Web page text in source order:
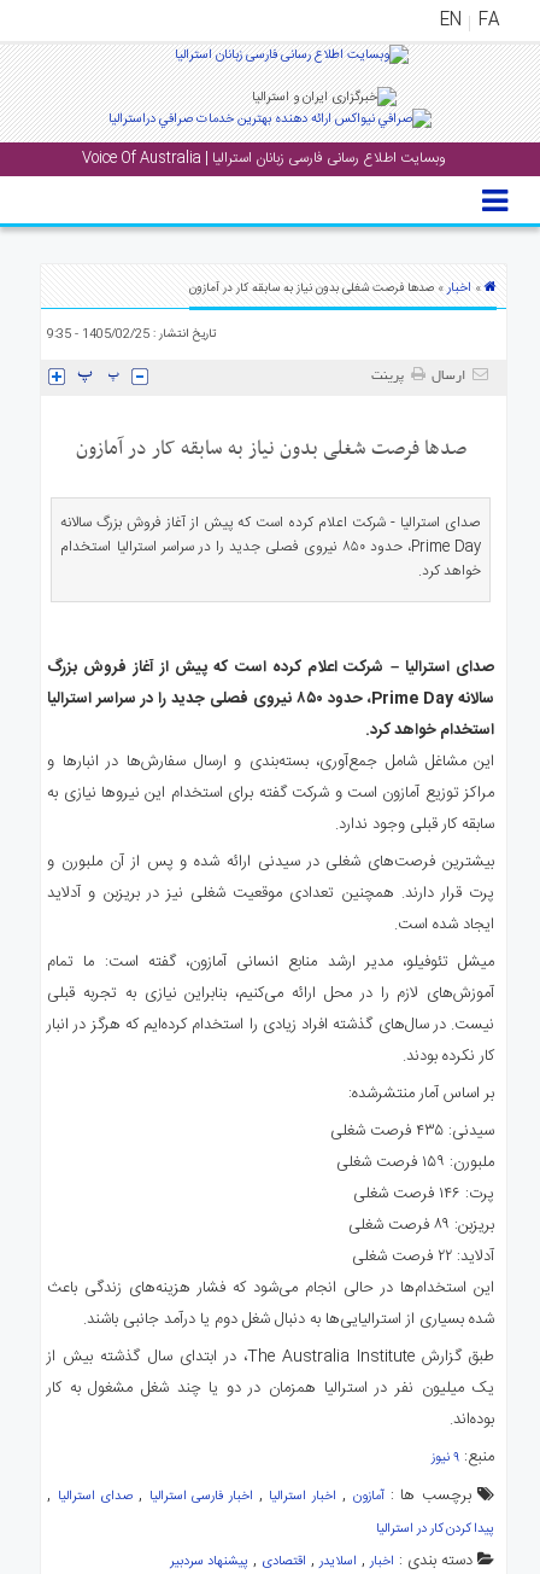
FA
EN
وبسایت اطلاع رسانی فارسی زبانان استرالیا | Voice Of Australia
منوی
اصلی
ارتباط
» اخبار» صدها فرصت شغلی بدون نیاز به سابقه کار در آمازون
تاریخ انتشار : 1405/02/25 - 9:35
ارسال پرینت
صدها فرصت شغلی بدون نیاز به سابقه کار در آمازون
صدای استرالیا - شرکت اعلام کرده است که پیش از آغاز فروش بزرگ سالانه
Prime Day، حدود ۸۵۰ نیروی فصلی جدید را در سراسر استرالیا استخدام
خواهد کرد.
صدای استرالیا – شرکت اعلام کرده است که پیش از آغاز فروش بزرگ
سالانه Prime Day، حدود ۸۵۰ نیروی فصلی جدید را در سراسر استرالیا
استخدام خواهد کرد.
این مشاغل شامل جمع‌آوری، بسته‌بندی و ارسال سفارش‌ها در انبارها و
مراکز توزیع آمازون است و شرکت گفته برای استخدام این نیروها نیازی به
سابقه کار قبلی وجود ندارد.
بیشترین فرصت‌های شغلی در سیدنی ارائه شده و پس از آن ملبورن و
پرت قرار دارند. همچنین تعدادی موقعیت شغلی نیز در بریزبن و آدلاید
ایجاد شده است.
میشل تئوفیلو، مدیر ارشد منابع انسانی آمازون، گفته است: ما تمام
آموزش‌های لازم را در محل ارائه می‌کنیم، بنابراین نیازی به تجربه قبلی
نیست. در سال‌های گذشته افراد زیادی را استخدام کرده‌ایم که هرگز در انبار
کار نکرده بودند.
بر اساس آمار منتشرشده:
سیدنی: ۴۳۵ فرصت شغلی
ملبورن: ۱۵۹ فرصت شغلی
پرت: ۱۴۶ فرصت شغلی
بریزبن: ۸۹ فرصت شغلی
آدلاید: ۲۲ فرصت شغلی
این استخدام‌ها در حالی انجام می‌شود که فشار هزینه‌های زندگی باعث
شده بسیاری از استرالیایی‌ها به دنبال شغل دوم یا درآمد جانبی باشند.
طبق گزارش The Australia Institute، در ابتدای سال گذشته بیش از
یک میلیون نفر در استرالیا همزمان در دو یا چند شغل مشغول به کار
بوده‌اند.
منبع: ۹ نیوز
برچسب ها :آمازون , اخبار استرالیا , اخبار فارسی استرالیا , صدای استرالیا ,
پیدا کردن کار در استرالیا
دسته بندی : اخبار, اسلایدر, اقتصادی , پیشنهاد سردبیر